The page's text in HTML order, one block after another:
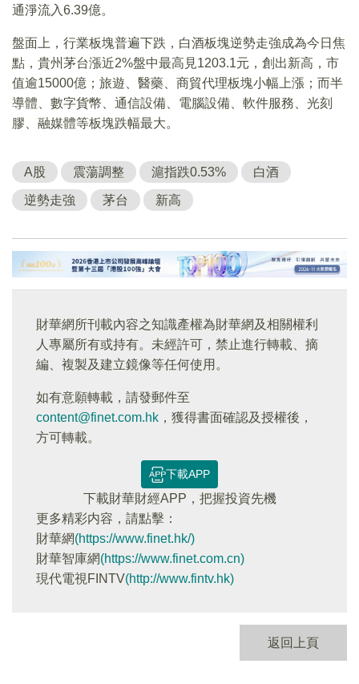
通淨流入6.39億。
盤面上，行業板塊普遍下跌，白酒板塊逆勢走強成為今日焦
點，貴州茅台漲近2%盤中最高見1203.1元，創出新高，市
值逾15000億；旅遊、醫藥、商貿代理板塊小幅上漲；而半
導體、數字貨幣、通信設備、電腦設備、軟件服務、光刻
膠、融媒體等板塊跌幅最大。
A股 震蕩調整 滬指跌0.53% 白酒
逆勢走強 茅台 新高
財華網所刊載內容之知識產權為財華網及相關權利
人專屬所有或持有。未經許可，禁止進行轉載、摘
編、複製及建立鏡像等任何使用。
如有意願轉載，請發郵件至
content@finet.com.hk ，獲得書面確認及授權後，
方可轉載。
下載APP
下載財華財經APP，把握投資先機
更多精彩内容，請點擊：
財華網(https://www.finet.hk/)
財華智庫網(https://www.finet.com.cn)
現代電視FINTV(http://www.fintv.hk)
返回上頁